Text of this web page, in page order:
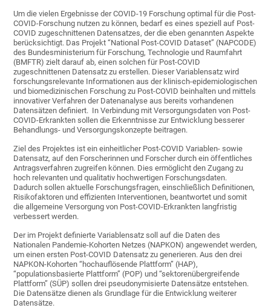
Um die vielen Ergebnisse der COVID-19 Forschung optimal für die Post-
COVID-Forschung nutzen zu können, bedarf es eines speziell auf Post-
COVID zugeschnittenen Datensatzes, der die eben genannten Aspekte
berücksichtigt. Das Projekt “National Post-COVID Dataset” (NAPCODE)
des Bundesministerium für Forschung, Technologie und Raumfahrt
(BMFTR) zielt darauf ab, einen solchen für Post-COVID
zugeschnittenen Datensatz zu erstellen. Dieser Variablensatz wird
forschungsrelevante Informationen aus der klinisch-epidemiologischen
und biomedizinischen Forschung zu Post-COVID beinhalten und mittels
innovativer Verfahren der Datenanalyse aus bereits vorhandenen
Datensätzen definiert. In Verbindung mit Versorgungsdaten von Post-
COVID-Erkrankten sollen die Erkenntnisse zur Entwicklung besserer
Behandlungs- und Versorgungskonzepte beitragen.
Ziel des Projektes ist ein einheitlicher Post-COVID Variablen- sowie
Datensatz, auf den Forscherinnen und Forscher durch ein öffentliches
Antragsverfahren zugreifen können. Dies ermöglicht den Zugang zu
hoch relevanten und qualitativ hochwertigen Forschungsdaten.
Dadurch sollen aktuelle Forschungsfragen, einschließlich Definitionen,
Risikofaktoren und effizienten Interventionen, beantwortet und somit
die allgemeine Versorgung von Post-COVID-Erkrankten langfristig
verbessert werden.
Der im Projekt definierte Variablensatz soll auf die Daten des
Nationalen Pandemie-Kohorten Netzes (NAPKON) angewendet werden,
um einen ersten Post-COVID Datensatz zu generieren. Aus den drei
NAPKON-Kohorten “hochauflösende Plattform” (HAP),
“populationsbasierte Plattform” (POP) und “sektorenübergreifende
Plattform” (SÜP) sollen drei pseudonymisierte Datensätze entstehen.
Die Datensätze dienen als Grundlage für die Entwicklung weiterer
Datensätze.